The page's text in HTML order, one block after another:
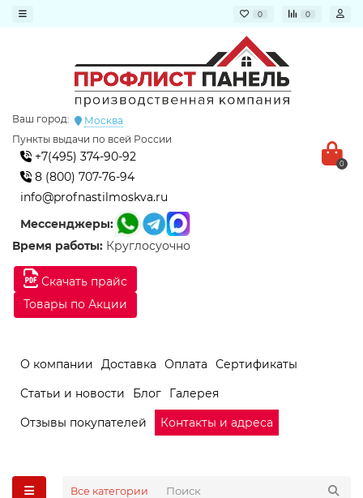
0 0
Скачать прайс
Товары по Акции
Ваш город:
Москва
Пункты выдачи по всей России
+7(495) 374-90-92
8 (800) 707-76-94
info@profnastilmoskva.ru
Мессенджеры:
Время работы: Круглосуочно
0
О компании Доставка Оплата
Сертификаты
Статьи и новости
Блог
Галерея
Отзывы покупателей
Контакты и адреса
Все категории